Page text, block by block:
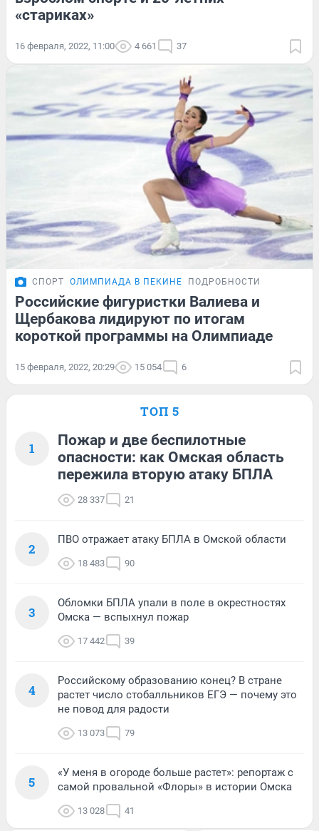
«стариках»
16 февраля, 2022, 11:00 4 661 37
СПОРТ ОЛИМПИАДА В ПЕКИНЕ ПОДРОБНОСТИ
Российские фигуристки Валиева и
Щербакова лидируют по итогам
короткой программы на Олимпиаде
15 февраля, 2022, 20:29 15 054 6
ТОП 5
1
Пожар и две беспилотные
опасности: как Омская область
пережила вторую атаку БПЛА
28 337 21
2
ПВО отражает атаку БПЛА в Омской области
18 483 90
3
Обломки БПЛА упали в поле в окрестностях
Омска — вспыхнул пожар
17 442 39
4
Российскому образованию конец? В стране
растет число стобалльников ЕГЭ — почему это
не повод для радости
13 073 79
5
«У меня в огороде больше растет»: репортаж с
самой провальной «Флоры» в истории Омска
13 028 41